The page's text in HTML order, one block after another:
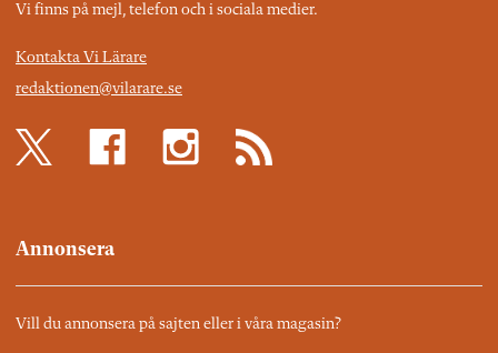
Vi finns på mejl, telefon och i sociala medier.
Kontakta Vi Lärare
redaktionen@vilarare.se
Annonsera
Vill du annonsera på sajten eller i våra magasin?